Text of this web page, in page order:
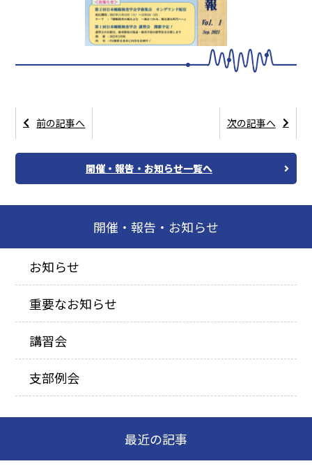
前の記事へ 次の記事へ
開催・報告・お知らせ一覧へ
開催・報告・お知らせ
お知らせ
重要なお知らせ
講習会
支部例会
最近の記事